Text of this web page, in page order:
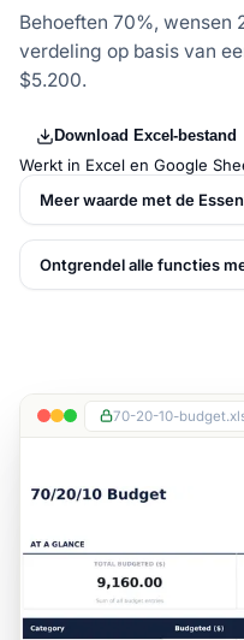
Behoeften 70%, wensen
verdeling op basis van
$5.200.
Download Excel-bestand
Werkt in Excel en Google
Meer waarde met de
Ontgrendel alle functies
70-20-10-